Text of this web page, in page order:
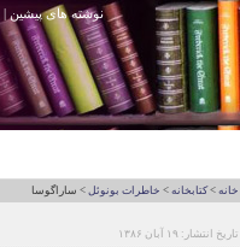
نوشته های پیشین |
خانه >کتابخانه > خاطرات بونوئل > ساراگوسا
تاریخ انتشار: ۱۹ آبان ۱۳۸۶